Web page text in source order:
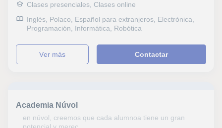
Clases presenciales, Clases online
Inglés, Polaco, Español para extranjeros, Electrónica,
Programación, Informática, Robótica
ver más Contactar
Academia Núvol
en núvol, creemos que cada alumnoa tiene un gran